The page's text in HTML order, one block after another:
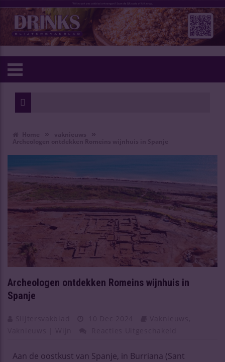
Archeologen ontdekken Romeins wijnhuis in
Spanje
Aan de oostkust van Spanje, in Burriana (Sant